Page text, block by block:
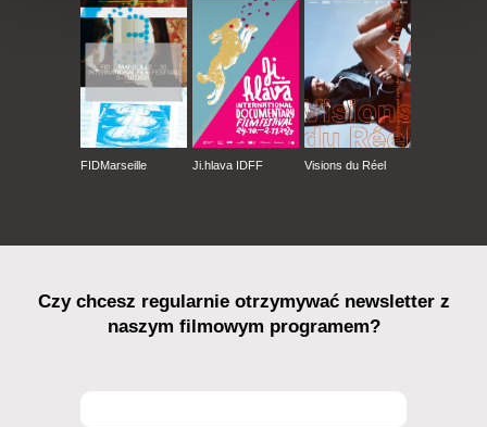
FIDMarseille Ji.hlava IDFF Visions du Réel
Czy chcesz regularnie otrzymywać newsletter z
naszym filmowym programem?